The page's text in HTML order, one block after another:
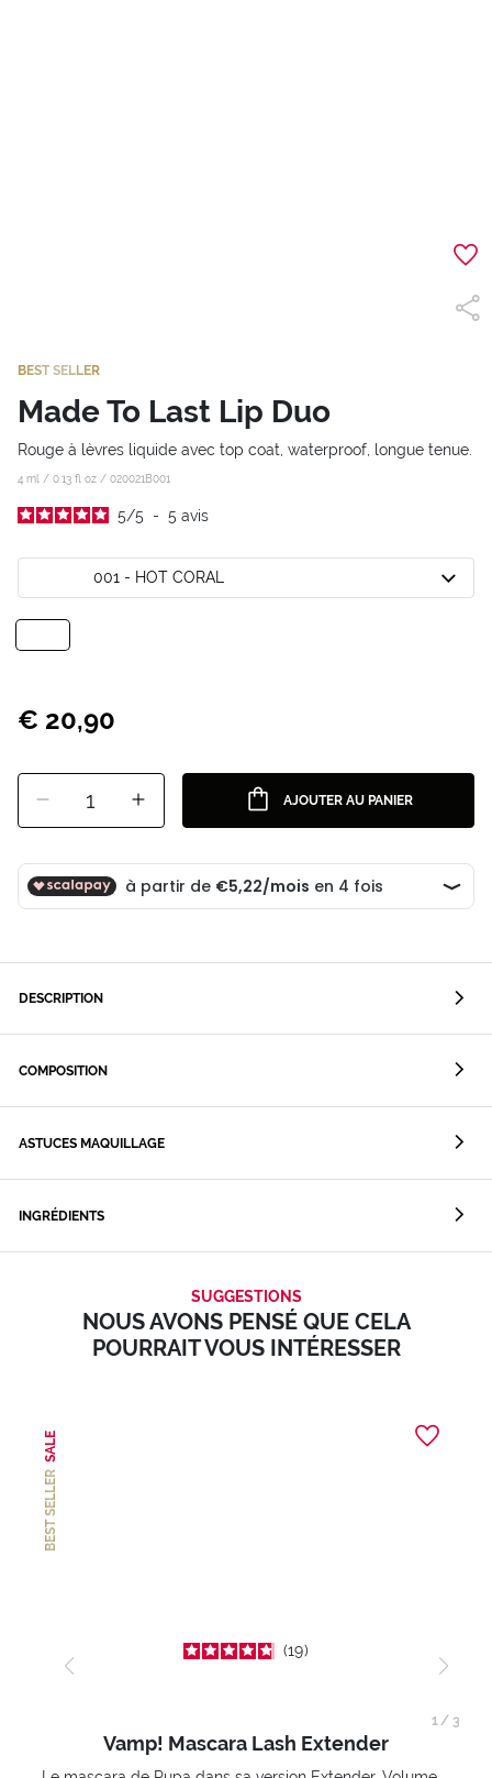
BEST SELLER
Made To Last Lip Duo
Rouge à lèvres liquide avec top coat, waterproof, longue tenue.
4 ml / 0.13 fl oz / 020021B001
5/5 - 5 avis
001 - HOT CORAL
€ 20,90
1 AJOUTER AU PANIER
DESCRIPTION
COMPOSITION
ASTUCES MAQUILLAGE
INGRÉDIENTS
SUGGESTIONS
NOUS AVONS PENSÉ QUE CELA
POURRAIT VOUS INTÉRESSER
BEST SELLER
SALE
19
Vamp! Mascara Lash Extender
1 / 3